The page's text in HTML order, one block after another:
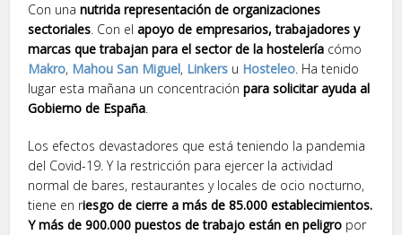
Con unanutrida representación de organizaciones
sectoriales. Con elapoyo de empresarios, trabajadores y
marcas que trabajan para el sector de la hostelería cómo
Makro, Mahou San Miguel, Linkers u Hosteleo. Ha tenido
lugar esta mañana un concentración para solicitar ayuda al
Gobierno de España.
Los efectos devastadores que está teniendo la pandemia
del Covid-19. Y la restricción para ejercer la actividad
normal de bares, restaurantes y locales de ocio nocturno,
tiene en riesgo de cierre a más de 85.000 establecimientos.
Y más de 900.000 puestos de trabajo están en peligro por